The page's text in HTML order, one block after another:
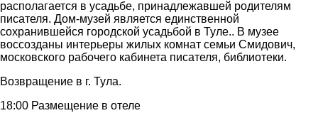
располагается в усадьбе, принадлежавшей родителям
писателя. Дом-музей является единственной
сохранившейся городской усадьбой в Туле.. В музее
воссозданы интерьеры жилых комнат семьи Смидович,
московского рабочего кабинета писателя, библиотеки.
Возвращение в г. Тула.
18:00 Размещение в отеле